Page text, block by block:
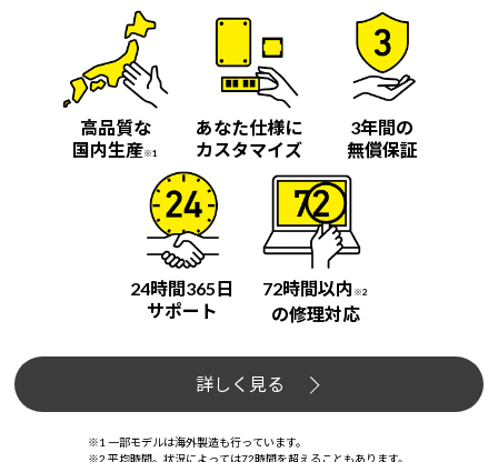
高品質な
国内生産※1
あなた仕様に
カスタマイズ
3年間の
無償保証
24時間365日
サポート
72時間以内 ※2
の修理対応
詳しく見る
※1 一部モデルは海外製造も行っています。
※2 平均時間。状況によっては72時間を超えることもあります。